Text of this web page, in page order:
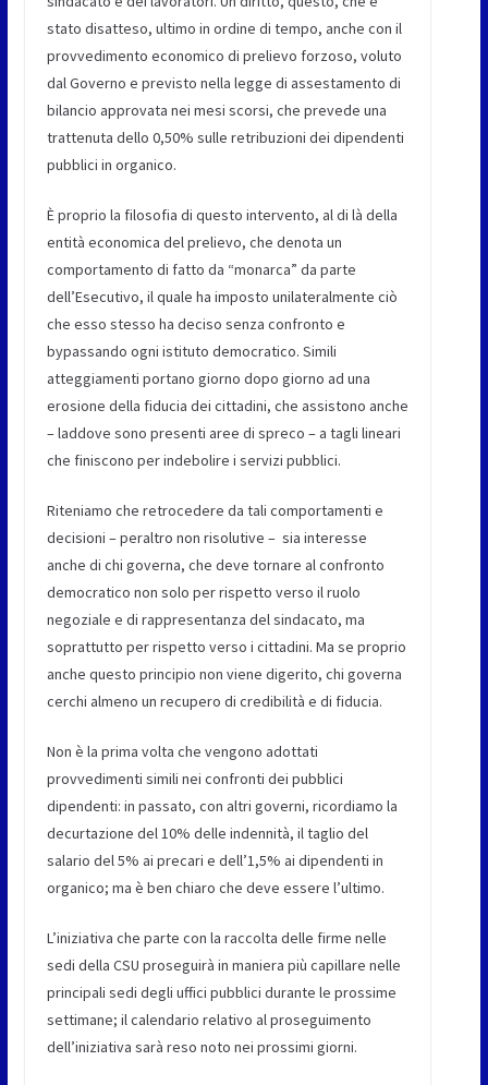
stato disatteso, ultimo in ordine di tempo, anche con il
provvedimento economico di prelievo forzoso, voluto
dal Governo e previsto nella legge di assestamento di
bilancio approvata nei mesi scorsi, che prevede una
trattenuta dello 0,50% sulle retribuzioni dei dipendenti
pubblici in organico.
È proprio la filosofia di questo intervento, al di là della
entità economica del prelievo, che denota un
comportamento di fatto da “monarca” da parte
dell’Esecutivo, il quale ha imposto unilateralmente ciò
che esso stesso ha deciso senza confronto e
bypassando ogni istituto democratico. Simili
atteggiamenti portano giorno dopo giorno ad una
erosione della fiducia dei cittadini, che assistono anche
– laddove sono presenti aree di spreco – a tagli lineari
che finiscono per indebolire i servizi pubblici.
Riteniamo che retrocedere da tali comportamenti e
decisioni – peraltro non risolutive – sia interesse
anche di chi governa, che deve tornare al confronto
democratico non solo per rispetto verso il ruolo
negoziale e di rappresentanza del sindacato, ma
soprattutto per rispetto verso i cittadini. Ma se proprio
anche questo principio non viene digerito, chi governa
cerchi almeno un recupero di credibilità e di fiducia.
Non è la prima volta che vengono adottati
provvedimenti simili nei confronti dei pubblici
dipendenti: in passato, con altri governi, ricordiamo la
decurtazione del 10% delle indennità, il taglio del
salario del 5% ai precari e dell’1,5% ai dipendenti in
organico; ma è ben chiaro che deve essere l’ultimo.
L’iniziativa che parte con la raccolta delle firme nelle
sedi della CSU proseguirà in maniera più capillare nelle
principali sedi degli uffici pubblici durante le prossime
settimane; il calendario relativo al proseguimento
dell’iniziativa sarà reso noto nei prossimi giorni.